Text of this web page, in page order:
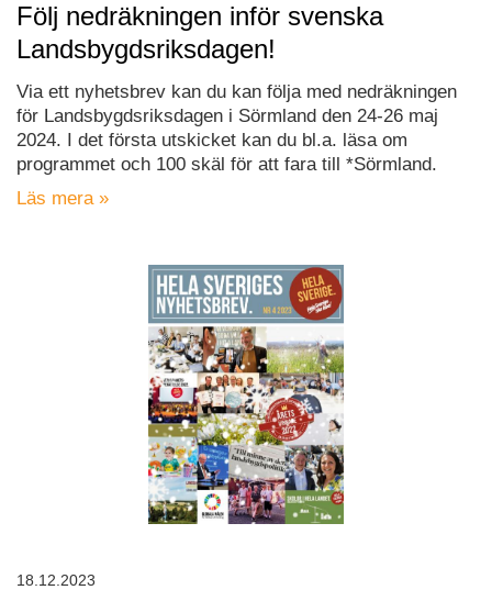
Följ nedräkningen inför svenska
Landsbygdsriksdagen!
Via ett nyhetsbrev kan du kan följa med nedräkningen
för Landsbygdsriksdagen i Sörmland den 24-26 maj
2024. I det första utskicket kan du bl.a. läsa om
programmet och 100 skäl för att fara till *Sörmland.
Läs mera »
18.12.2023